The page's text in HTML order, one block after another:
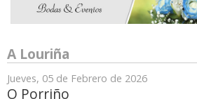
A Louriña
Jueves, 05 de Febrero de 2026
O Porriño